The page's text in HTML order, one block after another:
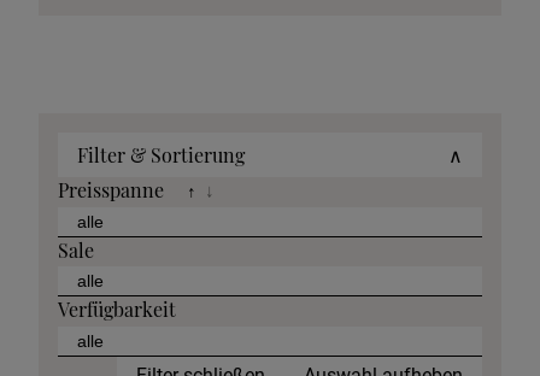
Filter & Sortierung
∧
Preisspanne
↑ ↓
Sale
Verfügbarkeit